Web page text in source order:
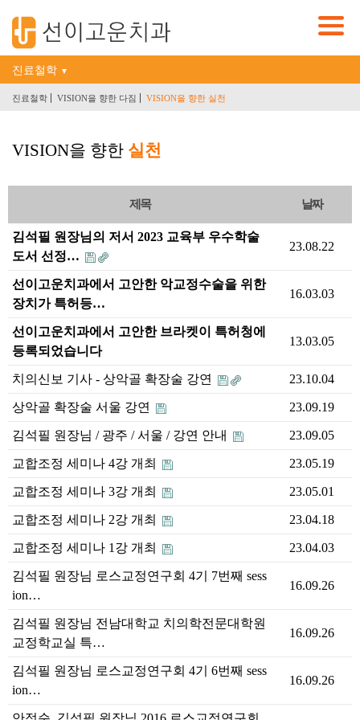
진료철학 ▼
진료철학 VISION을 향한 다짐 VISION을 향한 실천
VISION을 향한 실천
제목 날짜
김석필 원장님의 저서 2023 교육부 우수학술
도서 선정…
23.08.22
선이고운치과에서 고안한 악교정수술을 위한
장치가 특허등…
16.03.03
선이고운치과에서 고안한 브라켓이 특허청에
등록되었습니다
13.03.05
치의신보 기사 - 상악골 확장술 강연 23.10.04
상악골 확장술 서울 강연 23.09.19
김석필 원장님 / 광주 / 서울 / 강연 안내 23.09.05
교합조정 세미나 4강 개최 23.05.19
교합조정 세미나 3강 개최 23.05.01
교합조정 세미나 2강 개최 23.04.18
교합조정 세미나 1강 개최 23.04.03
김석필 원장님 로스교정연구회 4기 7번째 sess
ion…
16.09.26
김석필 원장님 전남대학교 치의학전문대학원
교정학교실 특…
16.09.26
김석필 원장님 로스교정연구회 4기 6번째 sess
ion…
16.09.26